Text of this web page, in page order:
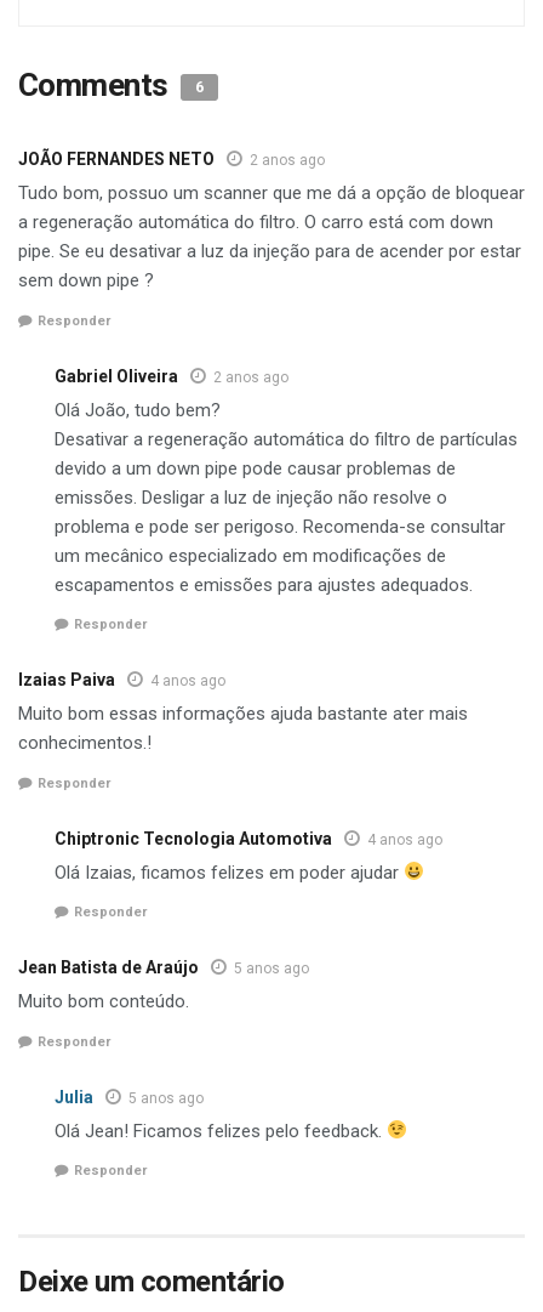
Comments 6
JOÃO FERNANDES NETO 2 anos ago
Tudo bom, possuo um scanner que me dá a opção de bloquear
a regeneração automática do filtro. O carro está com down
pipe. Se eu desativar a luz da injeção para de acender por estar
sem down pipe ?
Responder
Gabriel Oliveira 2 anos ago
Olá João, tudo bem?
Desativar a regeneração automática do filtro de partículas
devido a um down pipe pode causar problemas de
emissões. Desligar a luz de injeção não resolve o
problema e pode ser perigoso. Recomenda-se consultar
um mecânico especializado em modificações de
escapamentos e emissões para ajustes adequados.
Responder
Izaias Paiva 4 anos ago
Muito bom essas informações ajuda bastante ater mais
conhecimentos.!
Responder
Chiptronic Tecnologia Automotiva 4 anos ago
Olá Izaias, ficamos felizes em poder ajudar
Responder
Jean Batista de Araújo 5 anos ago
Muito bom conteúdo.
Responder
Julia 5 anos ago
Olá Jean! Ficamos felizes pelo feedback.
Responder
Deixe um comentário